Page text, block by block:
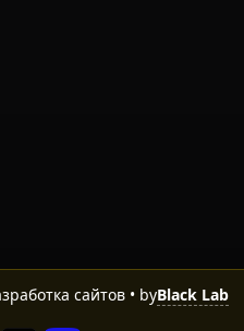
сайтов • byBlack Lab